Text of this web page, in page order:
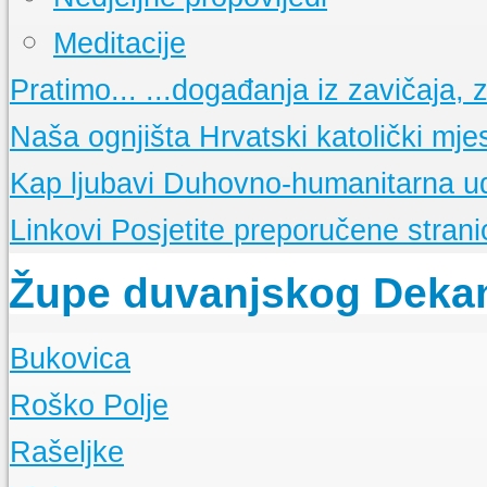
Meditacije
Pratimo... ...događanja iz zavičaja,
Naša ognjišta Hrvatski katolički
Kap ljubavi Duhovno-humanitarna
Linkovi Posjetite preporučene
Župe duvanjskog
Bukovica
O Župi
Događanja
Roško Polje
O Župi
Događanja
Rašeljke
O Župi